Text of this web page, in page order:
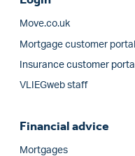
Move.co.uk
Mortgage customer portal
Insurance customer portal
VLIEGweb staff
Financial advice
Mortgages